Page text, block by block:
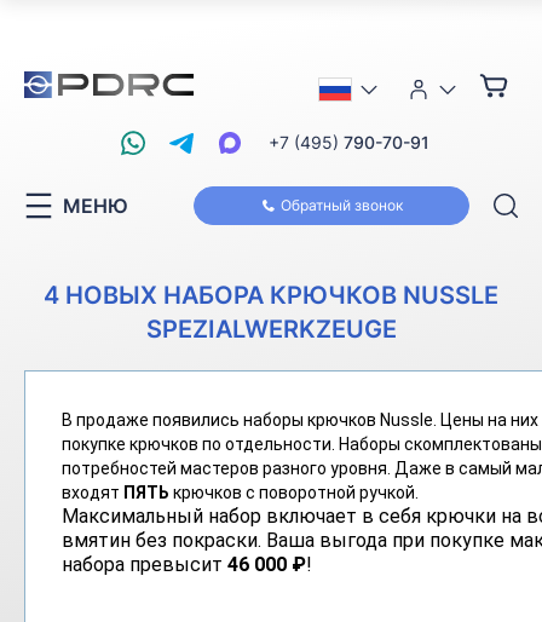
Обратный звонок
+7 (495) 790-70-91
МЕНЮ
4 НОВЫХ НАБОРА КРЮЧКОВ NUSSLE
SPEZIALWERKZEUGE
В продаже появились наборы крючков Nussle. Цены на
покупке крючков по отдельности. Наборы
потребностей мастеров разного уровня. Даже в самый
входят ПЯТЬ крючков с поворотной ручкой.
Максимальный набор включает в себя крючки на
вмятин без покраски. Ваша выгода при покупке
набора превысит 46 000 ₽!